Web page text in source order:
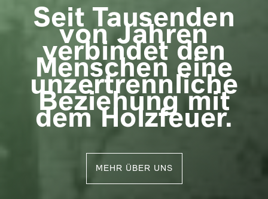
Seit Tausenden
von Jahren
verbindet den
Menschen eine
unzertrennliche
Beziehung mit
dem Holzfeuer.
MEHR ÜBER UNS